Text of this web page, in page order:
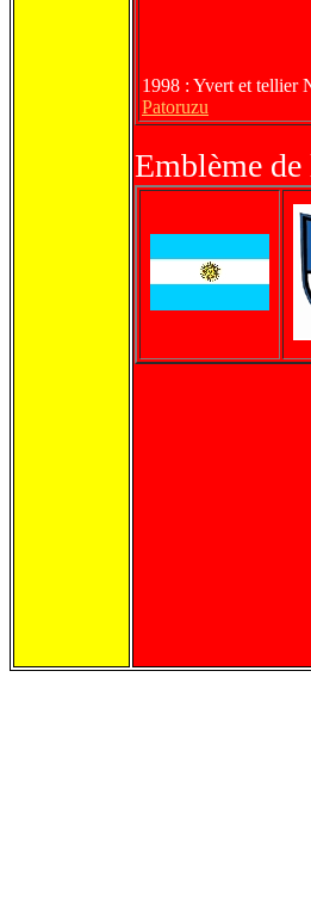
1998 : Yvert et tellier
Patoruzu
Emblème de